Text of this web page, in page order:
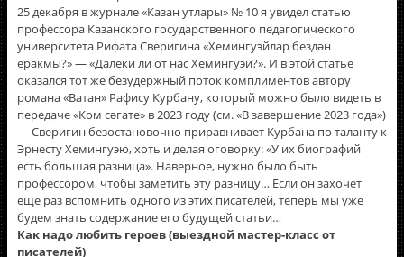
25 декабря в журнале «Казан утлары» № 10 я увидел статью
профессора Казанского государственного педагогического
университета Рифата Сверигина «Хемингуэйлар бездән
еракмы?» — «Далеки ли от нас Хемингуэи?». И в этой статье
оказался тот же безудержный поток комплиментов автору
романа «Ватан» Рафису Курбану, который можно было видеть в
передаче «Ком сәгате» в 2023 году (см. «В завершение 2023 года»)
— Сверигин безостановочно приравнивает Курбана по таланту к
Эрнесту Хемингуэю, хоть и делая оговорку: «У их биографий
есть большая разница». Наверное, нужно было быть
профессором, чтобы заметить эту разницу… Если он захочет
ещë раз вспомнить одного из этих писателей, теперь мы уже
будем знать содержание его будущей статьи…
Как надо любить героев (выездной мастер-класс от
писателей)